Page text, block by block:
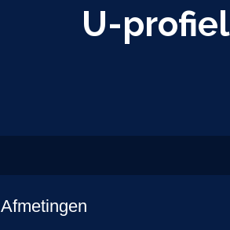
U-profiel
Afmetingen